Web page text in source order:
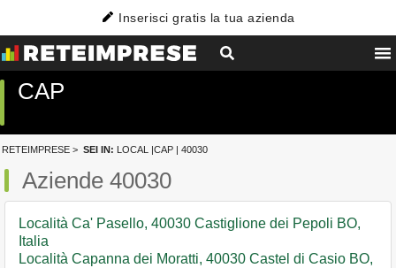
Inserisci gratis la tua azienda
CAP
RETEIMPRESE > SEI IN: LOCAL |CAP | 40030
Aziende 40030
Località Ca' Pasello, 40030 Castiglione dei Pepoli BO,
Italia
Località Capanna dei Moratti, 40030 Castel di Casio BO,